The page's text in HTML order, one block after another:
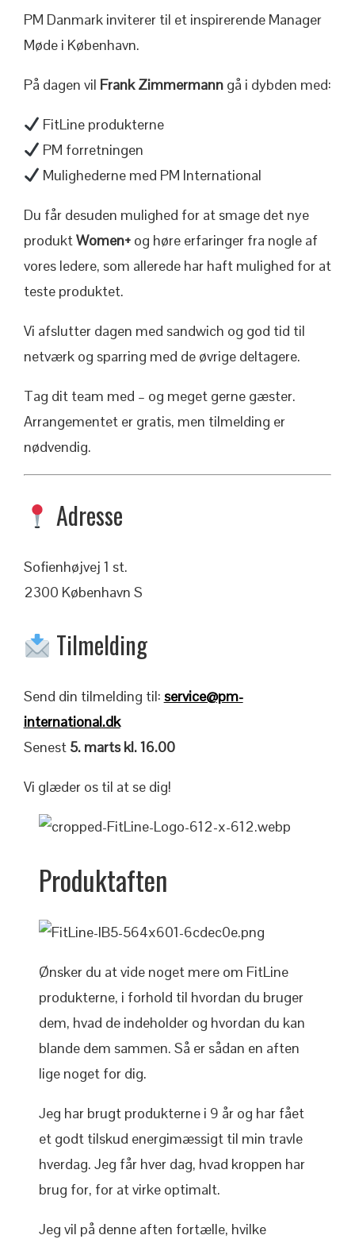
PM Danmark inviterer til et inspirerende Manager
Møde i København.
På dagen vil Frank Zimmermanngå i dybden med:
FitLine produkterne
PM forretningen
Mulighederne med PM International
Du får desuden mulighed for at smage det nye
produktWomen+og høre erfaringer fra nogle af
vores ledere, som allerede har haft mulighed for at
teste produktet.
Vi afslutter dagen med sandwich og god tid til
netværk og sparring med de øvrige deltagere.
Tag dit team med – og meget gerne gæster.
Arrangementet er gratis, men tilmelding er
nødvendig.
Adresse
Sofienhøjvej 1 st.
2300 København S
Tilmelding
Send din tilmelding til: service@pm-
international.dk
Senest 5. marts kl. 16.00
Vi glæder os til at se dig!
Produktaften
Ønsker du at vide noget mere om FitLine
produkterne, i forhold til hvordan du bruger
dem, hvad de indeholder og hvordan du kan
blande dem sammen. Så er sådan en aften
lige noget for dig.
Jeg har brugt produkterne i 9 år og har fået
et godt tilskud energimæssigt til min travle
hverdag. Jeg får hver dag, hvad kroppen har
brug for, for at virke optimalt.
Jeg vil på denne aften fortælle, hvilke